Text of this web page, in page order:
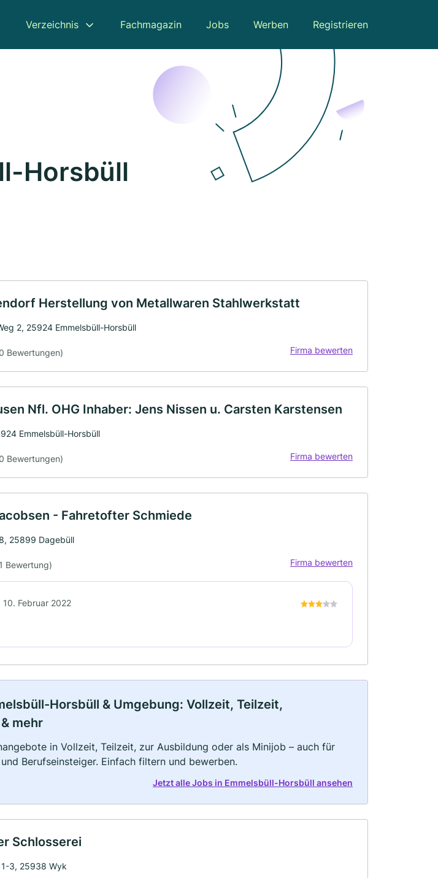
Verzeichnis Fachmagazin Jobs Werben Registrieren
Horsbüll
Herstellung von Metallwaren Stahlwerkstatt
2, 25924 Emmelsbüll-Horsbüll
Bewertungen) Firma bewerten
Nfl. OHG Inhaber: Jens Nissen u. Carsten Karstensen
Emmelsbüll-Horsbüll
Bewertungen) Firma bewerten
- Fahretofter Schmiede
25899 Dagebüll
Bewertung) Firma bewerten
10. Februar 2022
Horsbüll & Umgebung: Vollzeit, Teilzeit,
mehr
in Vollzeit, Teilzeit, zur Ausbildung oder als Minijob – auch für
Berufseinsteiger. Einfach filtern und bewerben.
Jetzt alle Jobs in Emmelsbüll-Horsbüll ansehen
Schlosserei
3, 25938 Wyk